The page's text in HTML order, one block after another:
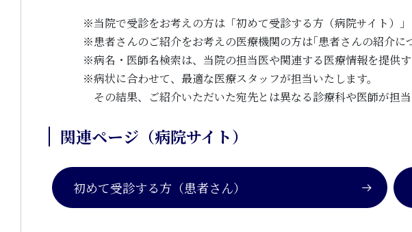
※当院で受診をお考えの方は「初めて受診する方（病院サイト）」
※患者さんのご紹介をお考えの医療機関の方は｢患者さんの紹介に
※病名・医師名検索は、当院の担当医や関連する医療情報を提供
※病状に合わせて、最適な医療スタッフが担当いたします。
その結果、ご紹介いただいた宛先とは異なる診療科や医師が担当
関連ページ（病院サイト）
初めて受診する方（患者さん）